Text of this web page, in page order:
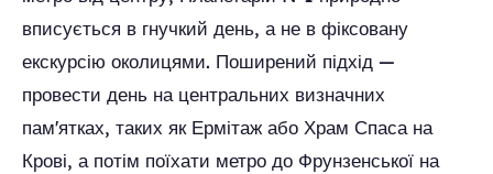
вписується в гнучкий день, а не в фіксовану
екскурсію околицями. Поширений підхід —
провести день на центральних визначних
пам'ятках, таких як Ермітаж або Храм Спаса на
Крові, а потім поїхати метро до Фрунзенської на